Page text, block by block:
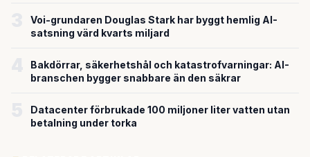
Voi-grundaren Douglas Stark har byggt hemlig AI-
satsning värd kvarts miljard
Bakdörrar, säkerhetshål och katastrofvarningar: AI-
branschen bygger snabbare än den säkrar
Datacenter förbrukade 100 miljoner liter vatten utan
betalning under torka